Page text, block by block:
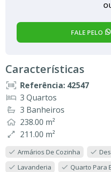
FALE PELO
Características
Referência: 42547
3 Quartos
3 Banheiros
238.00 m²
211.00 m²
Armários De Cozinha
Lavanderia
Quarto Para